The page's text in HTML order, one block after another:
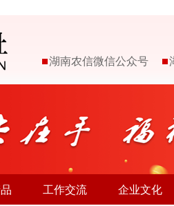
湖南农信微信公众号
工作交流 企业文化